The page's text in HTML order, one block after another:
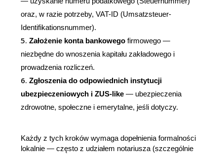
oraz, w razie potrzeby, VAT-ID (Umsatzsteuer-
Identifikationsnummer).
Założenie konta bankowego firmowego —
niezbędne do wnoszenia kapitału zakładowego i
prowadzenia rozliczeń.
Zgłoszenia do odpowiednich instytucji
ubezpieczeniowych i ZUS-like — ubezpieczenia
zdrowotne, społeczne i emerytalne, jeśli dotyczy.
Każdy z tych kroków wymaga dopełnienia formalności
lokalnie — często z udziałem notariusza (szczególnie